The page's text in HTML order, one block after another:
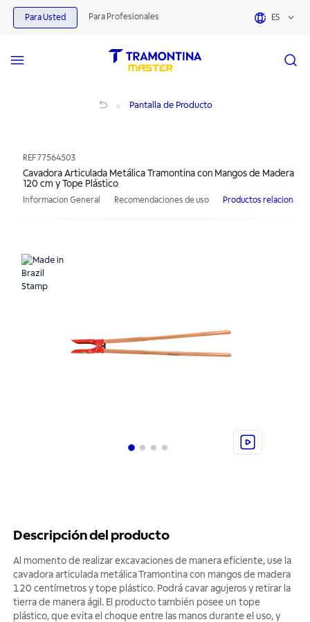
Para Usted Para Profesionales ES
Pantalla de Producto
REF77564503
Cavadora Articulada Metálica Tramontina con Mangos de Madera
120 cm y Tope Plástico
Informacion General Recomendaciones de uso Productos
Descripción del producto
Al momento de realizar excavaciones de manera eficiente, use la
cavadora articulada metálica Tramontina con mangos de madera
120 centímetros y tope plástico. Podrá cavar agujeros y retirar la
tierra de manera ágil. El producto también posee un tope
plástico, que evita el choque entre las manos durante el uso, y